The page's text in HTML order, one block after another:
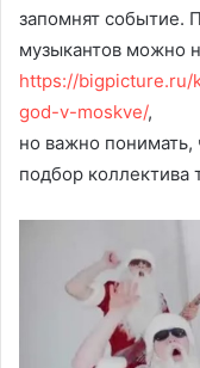
запомнят событие.
музыкантов можно
https://
god-v-moskve/,
но важно понимать,
подбор коллектива